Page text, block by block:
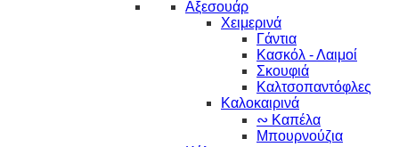
Αξεσουάρ
Χειμερινά
Γάντια
Κασκόλ - Λαιμοί
Σκουφιά
Καλτσοπαντόφλες
Καλοκαιρινά
∾ Καπέλα
Μπουρνούζια